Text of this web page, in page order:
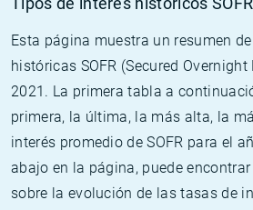
Tipos de interés históricos
Esta página muestra un resumen
históricas SOFR (Secured
2021. La primera tabla a
primera, la última, la más alta, la
interés promedio de SOFR para el
abajo en la página, puede
sobre la evolución de las tasas de